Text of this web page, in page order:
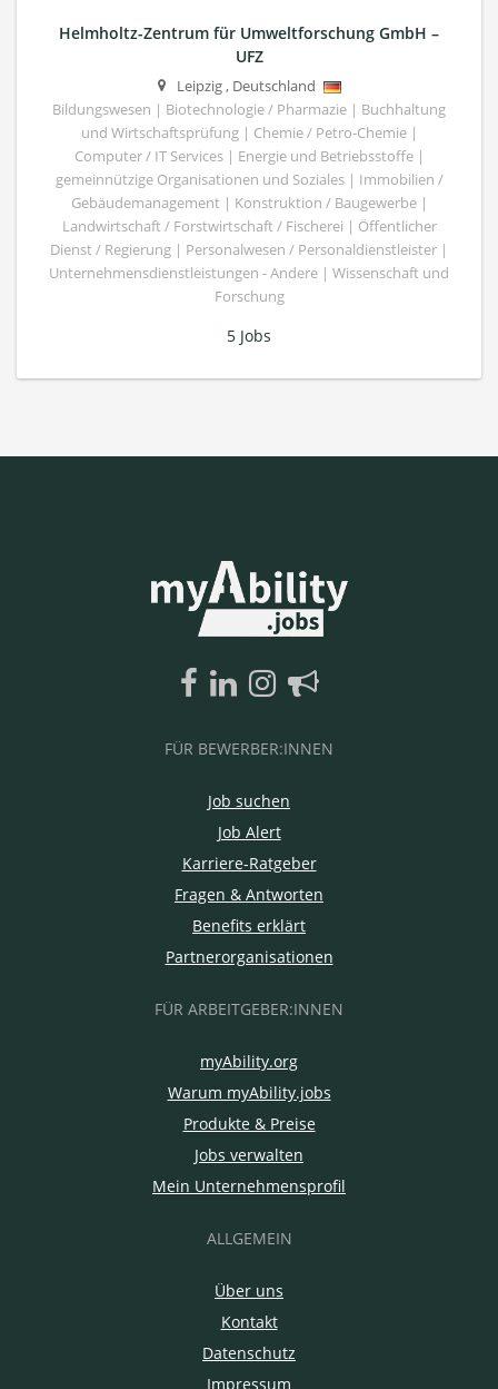
Helmholtz-Zentrum für Umweltforschung GmbH –
UFZ
Leipzig, Deutschland
Bildungswesen | Biotechnologie / Pharmazie | Buchhaltung
und Wirtschaftsprüfung | Chemie / Petro-Chemie |
Computer / IT Services | Energie und Betriebsstoffe |
gemeinnützige Organisationen und Soziales | Immobilien /
Gebäudemanagement | Konstruktion / Baugewerbe |
Landwirtschaft / Forstwirtschaft / Fischerei | Öffentlicher
Dienst / Regierung | Personalwesen / Personaldienstleister |
Unternehmensdienstleistungen - Andere | Wissenschaft und
Forschung
5 Jobs
FÜR BEWERBER:INNEN
Job suchen
Job Alert
Karriere-Ratgeber
Fragen & Antworten
Benefits erklärt
Partnerorganisationen
FÜR ARBEITGEBER:INNEN
myAbility.org
Warum myAbility.jobs
Produkte & Preise
Jobs verwalten
Mein Unternehmensprofil
ALLGEMEIN
Über uns
Kontakt
Datenschutz
Impressum